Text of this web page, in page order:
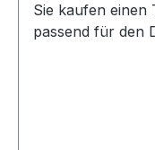
Sie kaufen einen
passend für den